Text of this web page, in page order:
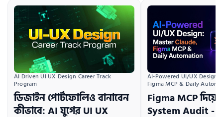
AI Driven UI UX Design Career Track
Program
ডিজাইন পোর্টফোলিও বানাবেন
কীভাবে: AI যুগের UI UX
AI-Powered UI/UX Design:
Figma MCP & Daily
Figma MCP
System Audit -